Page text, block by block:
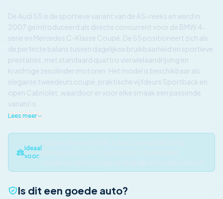
De Audi S5 is de sportieve variant van de A5-reeks en werd in
2007 geïntroduceerd als directe concurrent voor de BMW 4-
serie en Mercedes C-Klasse Coupé. De S5 positioneert zich als
de perfecte balans tussen dagelijkse bruikbaarheid en sportieve
prestaties, met standaard quattro vierwielaandrijving en
krachtige zescilinder motoren. Het model is beschikbaar als
elegante tweedeurs coupé, praktische vijfdeurs Sportback en
open Cabriolet, waardoor er voor elke smaak een passende
variant is.
Lees meer
Ideaal
voor:
Is dit een goede auto?